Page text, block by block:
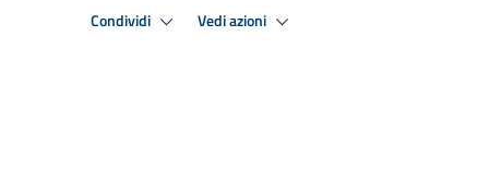
Condividi Vedi azioni